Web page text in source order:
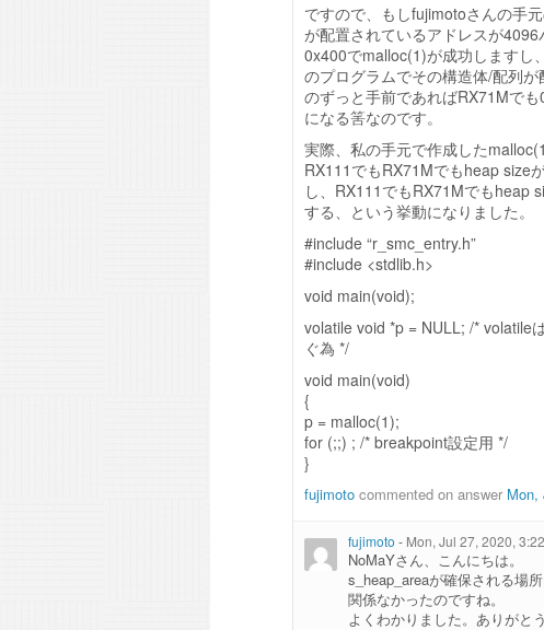
ですので、もしfujimotoさんの手
が配置されているアドレスが
0x400でmalloc(1)が成功しますし
のプログラムでその構造体/配列
のずっと手前であればRX71Mで
になる筈なのです。
実際、私の手元で作成した
RX111でもRX71Mでもheap size
し、RX111でもRX71Mでもheap
する、という挙動になりました。
#include “r_smc_entry.h”
#include <stdlib.h>
void main(void);
volatile void *p = NULL; /* volatile
ぐ為 */
void main(void)
{
p = malloc(1);
for (;;) ; /* breakpoint設定用 */
}
fujimoto commented on answer Mon,
fujimoto - Mon, Jul 27, 2020,
NoMaYさん、こんにちは。
s_heap_areaが確保される場
関係なかったのですね。
よくわかりました。ありがと